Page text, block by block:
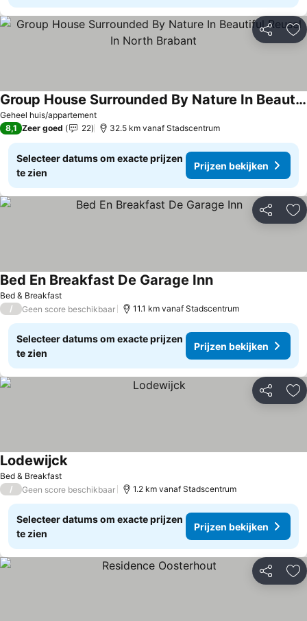
Delen
Geheel huis/appartement
Group House Surrounded By Nature In Beautiful Reusel In North Brabant
8,1 Zeer goed 22 32.5 km vanaf Stadscentrum
Selecteer datums om exacte prijzen
te zien
Prijzen bekijken
Delen
Bed & Breakfast
Bed En Breakfast De Garage Inn
/ Geen score beschikbaar 11.1 km vanaf Stadscentrum
Selecteer datums om exacte prijzen
te zien
Prijzen bekijken
Delen
Bed & Breakfast
Lodewijck
/ Geen score beschikbaar 1.2 km vanaf Stadscentrum
Selecteer datums om exacte prijzen
te zien
Prijzen bekijken
Delen